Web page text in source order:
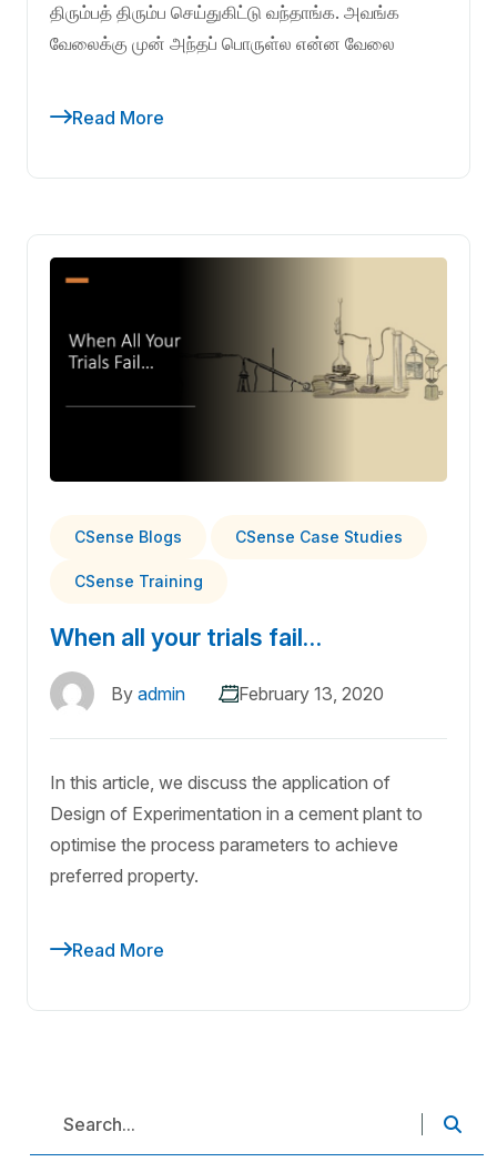
திரும்பத் திரும்ப செய்துகிட்டு வந்தாங்க. அவங்க
வேலைக்கு முன் அந்தப் பொருள்ல என்ன வேலை
Read More
CSense Blogs CSense Case Studies
CSense Training
When all your trials fail…
By admin February 13, 2020
In this article, we discuss the application of
Design of Experimentation in a cement plant to
optimise the process parameters to achieve
preferred property.
Read More